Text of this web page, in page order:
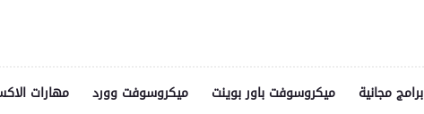
مهارات ميكروسوفت وورد ميكروسوفت باور بوينت برامج مجانية